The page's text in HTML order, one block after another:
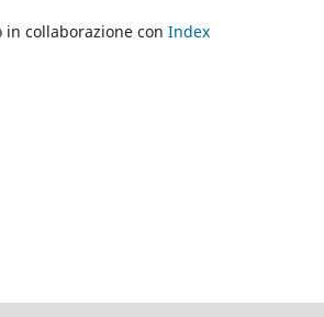
collaborazione con Index